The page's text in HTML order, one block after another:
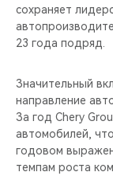
сохраняет
23 года подряд.
Значительный
направление
За год Chery
автомобилей,
годовом
темпам роста